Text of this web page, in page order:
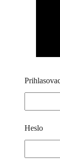
Heslo